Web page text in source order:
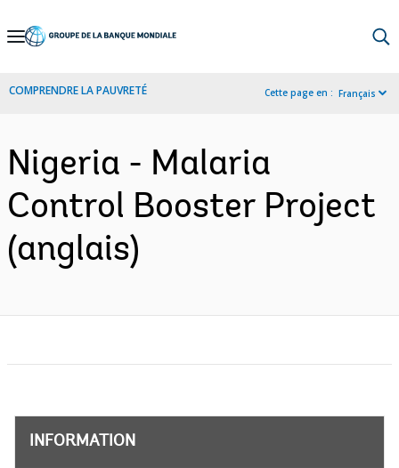
Skip
Navigation
COMPRENDRE LA PAUVRETÉ Cette page en : Français
Nigeria - Malaria
Control Booster Project
(anglais)
INFORMATION